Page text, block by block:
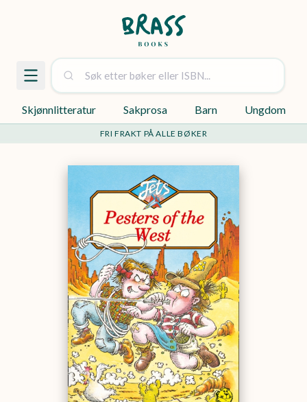
Skjønnlitteratur Sakprosa Barn Ungdom
FRI FRAKT PÅ ALLE BØKER